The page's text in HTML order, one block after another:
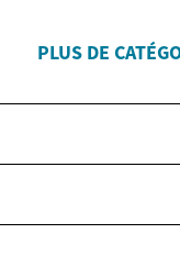
PLUS DE